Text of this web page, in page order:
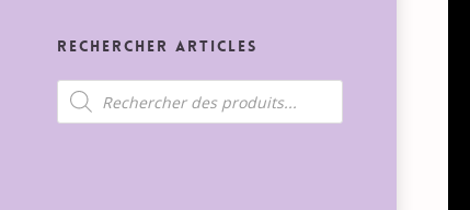
Rechercher Articles
Recherche
de
produits